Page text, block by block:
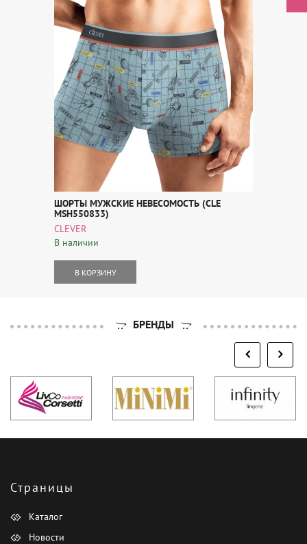
ШОРТЫ МУЖСКИЕ НЕВЕСОМОСТЬ (CLE
MSH550833)
CLEVER
В наличии
В КОРЗИНУ
БРЕНДЫ
Страницы
Каталог
Новости